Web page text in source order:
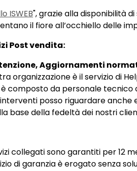
ISWEB", grazie alla disponibilità
il fiore all’occhiello delle
Post vendita:
Aggiornamenti
organizzazione è il servizio di
è composto da personale
posso riguardare
base della fedeltà dei nostri
collegati sono garantiti per 12
di garanzia è erogato senza